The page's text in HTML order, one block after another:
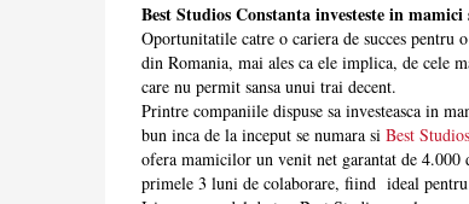
Best Studios Constanta investeste in mamici
Oportunitatile catre o cariera de succes pentru
din Romania, mai ales ca ele implica, de cele
care nu permit sansa unui trai decent.
Printre companiile dispuse sa investeasca in
bun inca de la inceput se numara si Best
ofera mamicilor un venit net garantat de
primele 3 luni de colaborare, fiind ideal